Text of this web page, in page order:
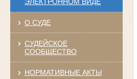
О СУДЕ
СУДЕЙСКОЕ
СООБЩЕСТВО
НОРМАТИВНЫЕ АКТЫ